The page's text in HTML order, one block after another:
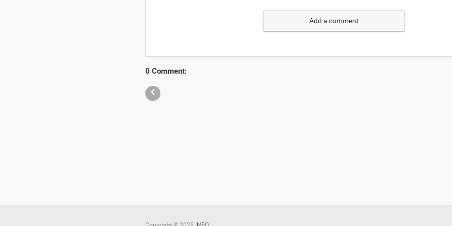
Add a comment
0 Comment:
